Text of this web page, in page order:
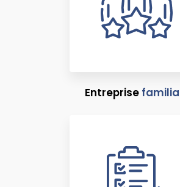
Entreprise